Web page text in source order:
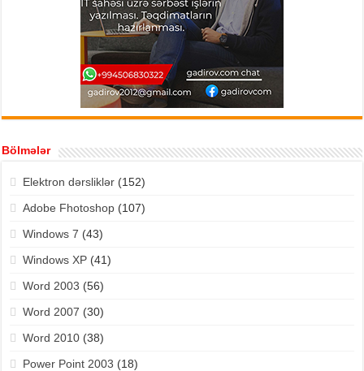
Bölmələr
Elektron dərsliklər(152)
Adobe Fhotoshop(107)
Windows 7 (43)
Windows XP(41)
Word 2003 (56)
Word 2007 (30)
Word 2010(38)
Power Point 2003 (18)